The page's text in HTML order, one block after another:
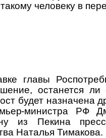
человеку в
главы
останется ли
будет назначена
министра РФ
из Пекина пресс-
Наталья Тимакова.